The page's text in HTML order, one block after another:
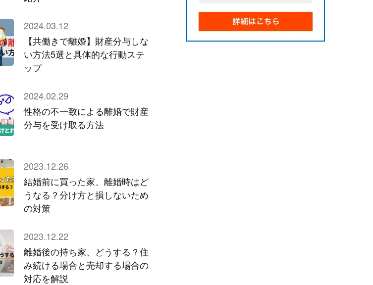
2024.03.12
【共働きで離婚】財産分与しな
い方法5選と具体的な行動ステ
ップ
2024.02.29
性格の不一致による離婚で財産
分与を受け取る方法
2023.12.26
結婚前に買った家、離婚時はど
うなる？分け方と損しないため
の対策
2023.12.22
離婚後の持ち家、どうする？住
み続ける場合と売却する場合の
対応を解説